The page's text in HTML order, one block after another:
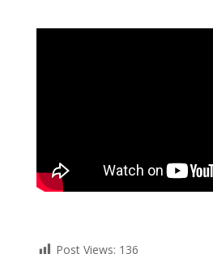
Post Views: 136